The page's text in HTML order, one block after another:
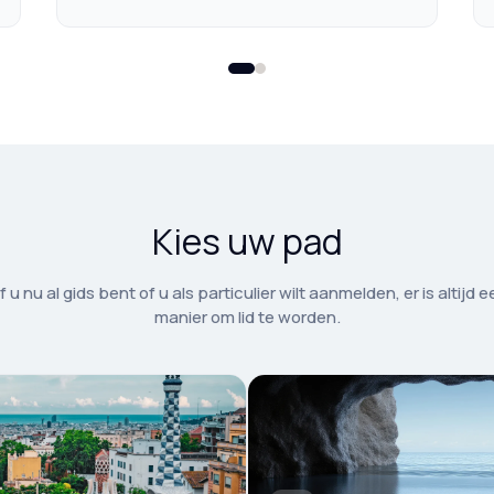
Kies uw pad
u nu al gids bent of u als particulier wilt aanmelden, er is altijd
manier om lid te worden.